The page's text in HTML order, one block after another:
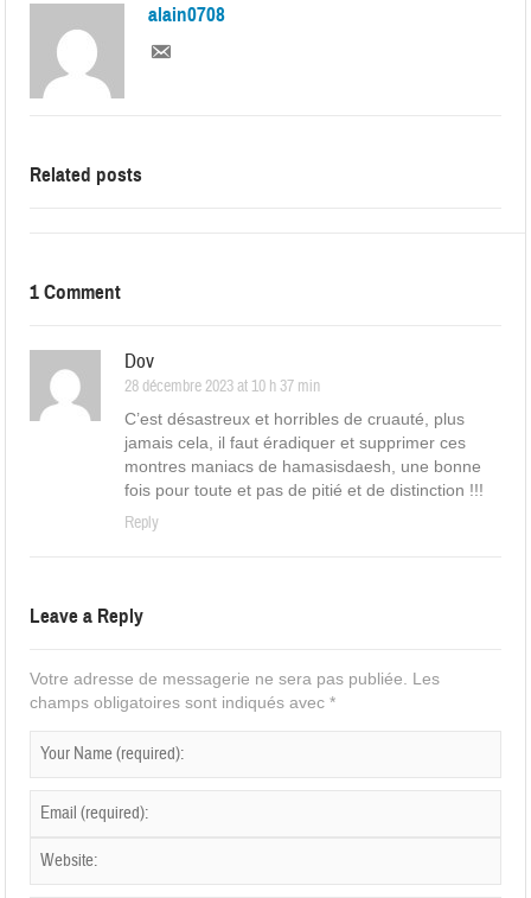
alain0708
Related posts
1 Comment
Dov
28 décembre 2023 at 10 h 37 min
C’est désastreux et horribles de cruauté, plus
jamais cela, il faut éradiquer et supprimer ces
montres maniacs de hamasisdaesh, une bonne
fois pour toute et pas de pitié et de distinction !!!
Reply
Leave a Reply
Votre adresse de messagerie ne sera pas publiée.
Les
champs obligatoires sont indiqués avec*